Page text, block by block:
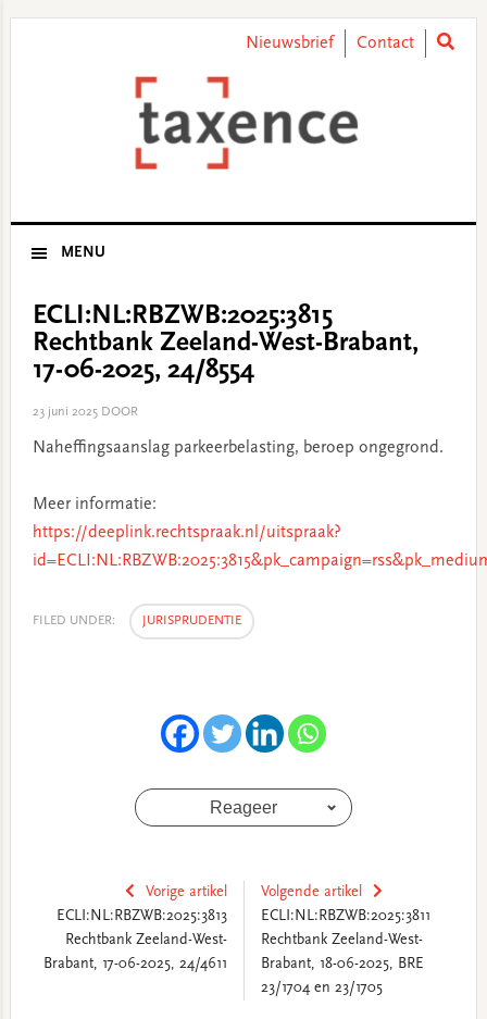
Nieuwsbrief Contact
MENU
ECLI:NL:RBZWB:2025:3815
Rechtbank Zeeland-West-Brabant,
17-06-2025, 24/8554
23 juni 2025DOOR
Naheffingsaanslag parkeerbelasting, beroep ongegrond.
Meer informatie:
https://deeplink.rechtspraak.nl/uitspraak?
FILED UNDER: JURISPRUDENTIE
Reageer
Vorige artikel
ECLI:NL:RBZWB:2025:3813
Rechtbank Zeeland-West-
Brabant, 17-06-2025, 24/4611
Volgende artikel
ECLI:NL:RBZWB:2025:3811
Rechtbank Zeeland-West-
Brabant, 18-06-2025, BRE
23/1704 en 23/1705